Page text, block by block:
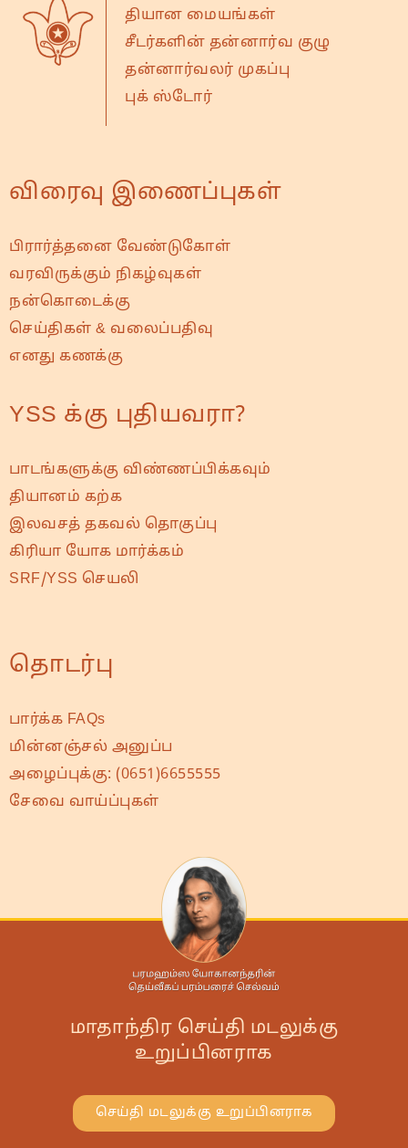
தியான மையங்கள்
சீடர்களின் தன்னார்வ குழு
தன்னார்வலர் முகப்பு
புக் ஸ்டோர்
விரைவு இணைப்புகள்
பிரார்த்தனை வேண்டுகோள்
வரவிருக்கும் நிகழ்வுகள்
நன்கொடைக்கு
செய்திகள் & வலைப்பதிவு
எனது கணக்கு
YSS க்கு புதியவரா?
பாடங்களுக்கு விண்ணப்பிக்கவும்
தியானம் கற்க
இலவசத் தகவல் தொகுப்பு
கிரியா யோக மார்க்கம்
SRF/YSS செயலி
தொடர்பு
பார்க்க FAQs
மின்னஞ்சல் அனுப்ப
அழைப்புக்கு: (0651)6655555
சேவை வாய்ப்புகள்
மாதாந்திர செய்தி மடலுக்கு
உறுப்பினராக
செய்தி மடலுக்கு உறுப்பினராக